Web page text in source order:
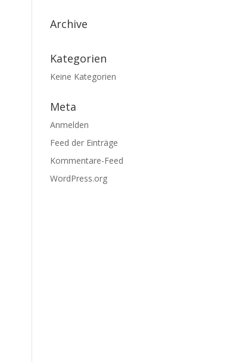
Archive
Kategorien
Keine Kategorien
Meta
Anmelden
Feed der Einträge
Kommentare-Feed
WordPress.org